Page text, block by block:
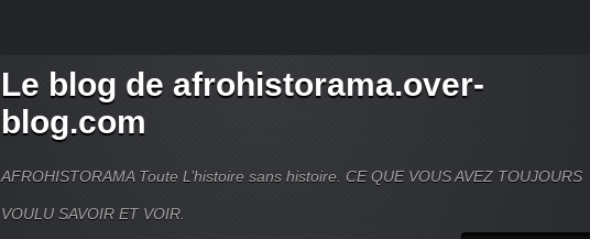
Le blog de afrohistorama.over-
blog.com
AFROHISTORAMA Toute L’histoire sans histoire. CE QUE VOUS AVEZ TOUJOURS
VOULU SAVOIR ET VOIR.